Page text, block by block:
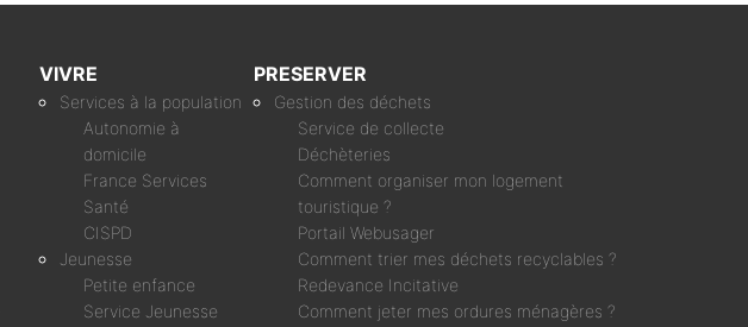
VIVRE
Services à la population
Autonomie à
domicile
France Services
Santé
CISPD
Jeunesse
Petite enfance
Service Jeunesse
PRESERVER
Gestion des déchets
Service de collecte
Déchèteries
Comment organiser mon logement
touristique ?
Portail Webusager
Comment trier mes déchets recyclables ?
Redevance Incitative
Comment jeter mes ordures ménagères ?